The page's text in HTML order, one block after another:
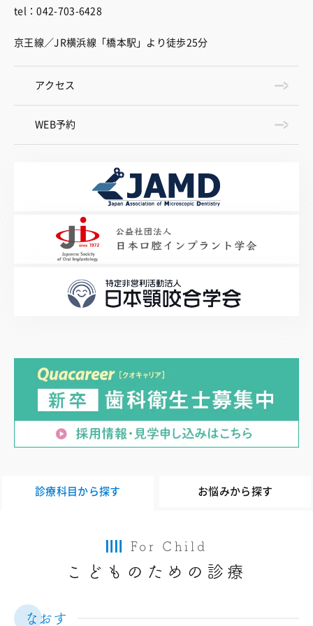
tel：042-703-6428
京王線／JR横浜線「橋本駅」より徒歩25分
アクセス
WEB予約
診療科目から探す お悩みから探す
For Child
こどものための診療
なおす